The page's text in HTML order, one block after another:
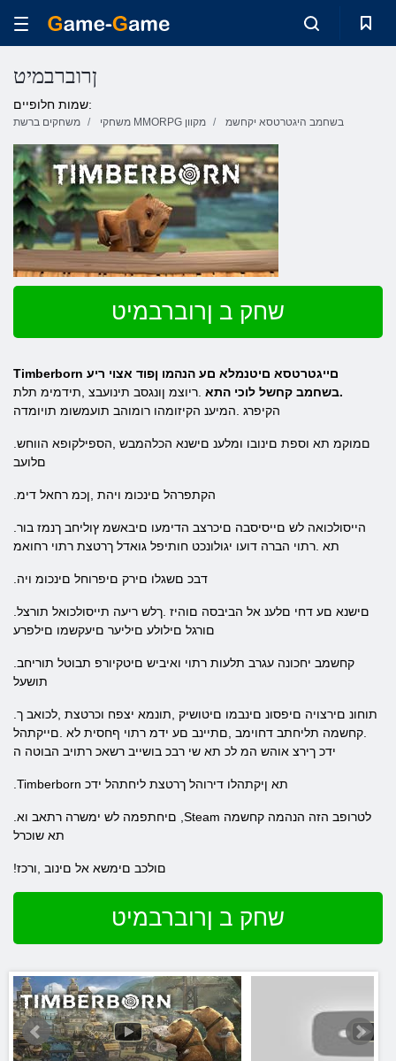
ןרוברבמיט
שמות חלופיים:
משחקים ברשת משחקי MMORPG מקוון בשחמב היגטרטסא יקחשמ
שחק ב ןרוברבמיט
Timberborn םייגטרטסא םיטנמלא םע הנהמו ןפוד אצוי ריע
.בשחמב קחשל לוכי התא .ריוצמ ןונגסב תינועבצ ,תידמימ תלת
הקיפרג .המיענ הקיזומהו רומוהב תועמשומ תויומדה
םלועב
.הקתפרהל םינכומ ויהת ,ןכמ רחאל דימ
תא .רתוי הברה דועו יגולונכט חותיפל גואדל ךרטצת רתוי רחואמ
.דבכ םשגלו םירק םיפרוחל םינכומ ויה
םורגל םילולע םיליער םיעקשמו םילפרע
תושעל
.קחשמה תליחתב דחוימב ,םתיינב םע ידמ רתוי ףחסית לא .םייקתהל
ידכ ךירצ אוהש המ לכ תא שי רבכ בושייב רשאכ רתויב הבוטה ה
.Timberborn תא ןיקתהלו דירוהל ךרטצת ליחתהל ידכ
תא שוכרל
!םולכב םימשא אל םינוב ,ורכז
שחק ב ןרוברבמיט